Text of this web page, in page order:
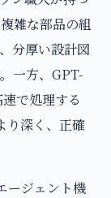
雑な部品の組
分厚い設計図
一方、GPT-
で処理する
り深く、正確
ージェント機